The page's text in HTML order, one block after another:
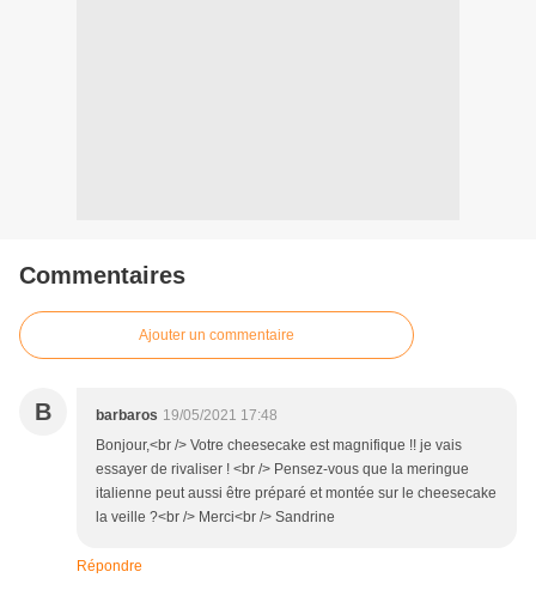
Commentaires
Ajouter un commentaire
B barbaros 19/05/2021 17:48
Bonjour,<br /> Votre cheesecake est magnifique !! je vais
essayer de rivaliser ! <br /> Pensez-vous que la meringue
italienne peut aussi être préparé et montée sur le cheesecake
la veille ?<br /> Merci<br /> Sandrine
Répondre